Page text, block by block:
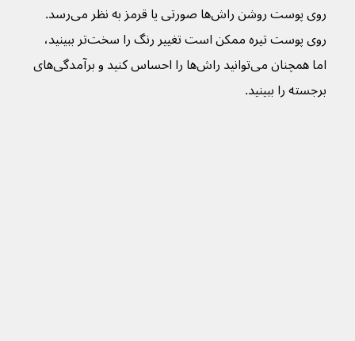
روی پوست روشن راش‌ها صورتی یا قرمز به نظر می‌رسد.
روی پوست تیره ممکن است تغییر رنگ را سخت‌تر ببینید،
اما همچنان می‌توانید راش‌ها را احساس کنید و برآمدگی‌های
برجسته را ببینید.